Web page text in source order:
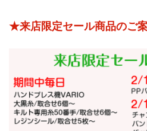
★来店限定セール商品のご